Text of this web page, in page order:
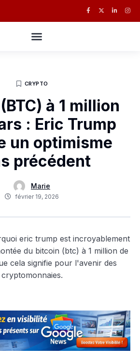
CRYPTO
à 1 million
: Eric Trump
un optimisme
précédent
Marie
février 19, 2026